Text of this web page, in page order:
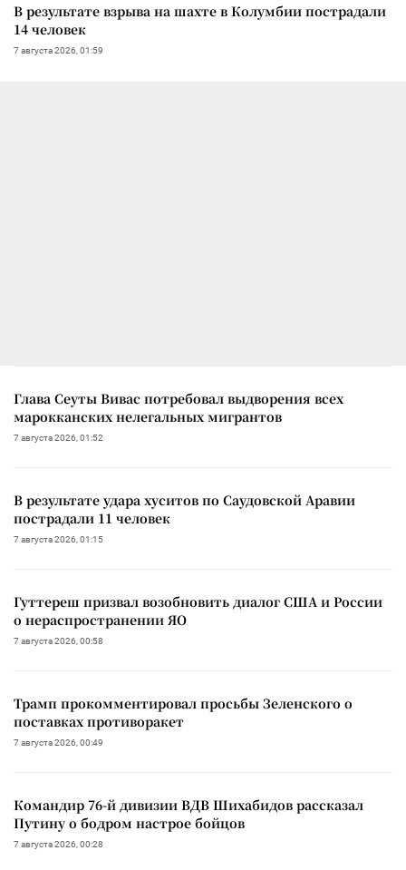
В результате взрыва на шахте в Колумбии пострадали
14 человек
7 августа 2026, 01:59
Глава Сеуты Вивас потребовал выдворения всех
марокканских нелегальных мигрантов
7 августа 2026, 01:52
В результате удара хуситов по Саудовской Аравии
пострадали 11 человек
7 августа 2026, 01:15
Гуттереш призвал возобновить диалог США и России
о нераспространении ЯО
7 августа 2026, 00:58
Трамп прокомментировал просьбы Зеленского о
поставках противоракет
7 августа 2026, 00:49
Командир 76-й дивизии ВДВ Шихабидов рассказал
Путину о бодром настрое бойцов
7 августа 2026, 00:28